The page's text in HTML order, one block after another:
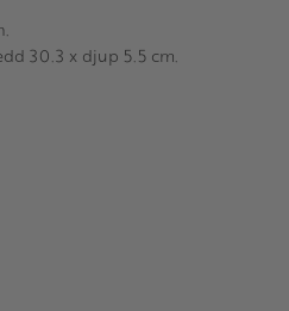
30.3 x djup 5.5 cm.